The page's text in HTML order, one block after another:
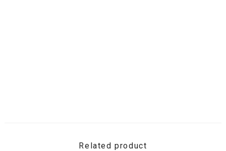
Related product